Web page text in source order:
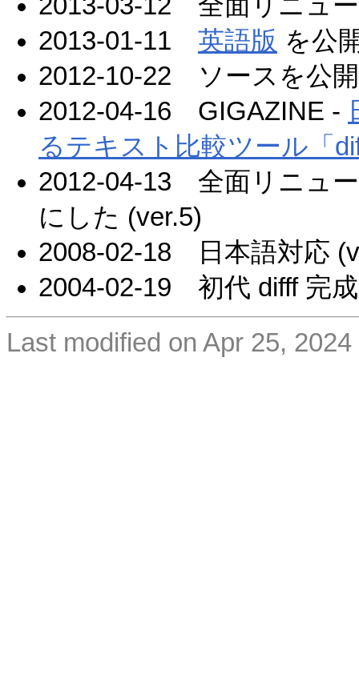
2013-01-11 英語版 を公
2012-10-22 ソースを公
2012-04-16 GIGAZINE -
るテキスト比較ツール「
2012-04-13 全面リニュ
にした (ver.5)
2008-02-18 日本語対応
2004-02-19 初代 difff 完
Last modified on Apr 25,